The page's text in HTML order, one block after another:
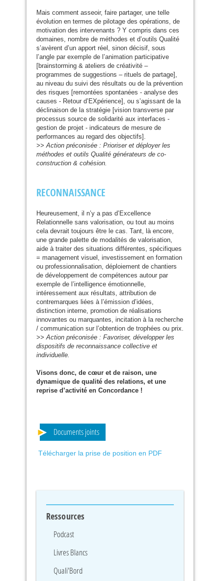
Mais comment asseoir, faire partager, une telle
évolution en termes de pilotage des opérations, de
motivation des intervenants ? Y compris dans ces
domaines, nombre de méthodes et d’outils Qualité
s’avèrent d’un apport réel, sinon décisif, sous
l’angle par exemple de l’animation participative
[brainstorming & ateliers de créativité –
programmes de suggestions – rituels de partage],
au niveau du suivi des résultats ou de la prévention
des risques [remontées spontanées - analyse des
causes - Retour d’ EXpérience], ou s’agissant de la
déclinaison de la stratégie [vision transverse par
processus source de solidarité aux interfaces -
gestion de projet - indicateurs de mesure de
performances au regard des objectifs].
>> Action préconisée : Prioriser et déployer les
méthodes et outils Qualité générateurs de co-
construction & cohésion.
RECONNAISSANCE
Heureusement, il n’y a pas d’Excellence
Relationnelle sans valorisation, ou tout au moins
cela devrait toujours être le cas. Tant, là encore,
une grande palette de modalités de valorisation,
aide à traiter des situations différentes, spécifiques
= management visuel, investissement en formation
ou professionnalisation, déploiement de chantiers
de développement de compétences autour par
exemple de l’intelligence émotionnelle,
intéressement aux résultats, attribution de
contremarques liées à l’émission d’idées,
distinction interne, promotion de réalisations
innovantes ou marquantes, incitation à la recherche
/ communication sur l’obtention de trophées ou prix.
>> Action préconisée : Favoriser, développer les
dispositifs de reconnaissance collective et
individuelle.
Visons donc, de cœur et de raison, une
dynamique de qualité des relations, et une
reprise d’activité en Concordance !
Documents joints
Télécharger la prise de position en PDF
Ressources
Podcast
Livres Blancs
Quali'Bord